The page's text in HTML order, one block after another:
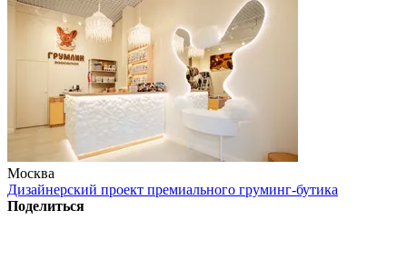
Москва
Дизайнерский проект премиального груминг-бутика
Поделиться